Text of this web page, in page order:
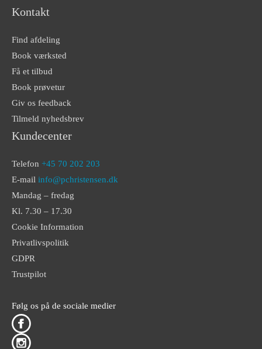
Kontakt
Find afdeling
Book værksted
Få et tilbud
Book prøvetur
Giv os feedback
Tilmeld nyhedsbrev
Kundecenter
Telefon +45 70 202 203
E-mail info@pchristensen.dk
Mandag – fredag
Kl. 7.30 – 17.30
Cookie Information
Privatlivspolitik
GDPR
Trustpilot
Følg os på de sociale medier